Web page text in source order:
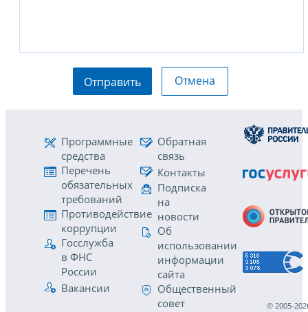
Отправить Отмена
Программные
средства
Перечень
обязательных
требований
Противодействие
коррупции
Госслужба
в ФНС
России
Вакансии
Обратная
связь
Контакты
Подписка
на
новости
Об
использовании
информации
сайта
Общественный
совет
© 2005-